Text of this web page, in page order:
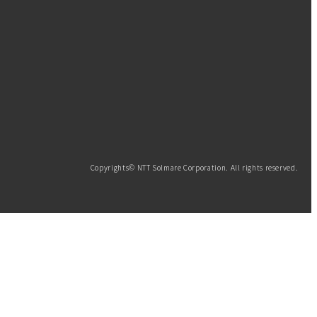
Copyrights© NTT Solmare Corporation. All rights reserved.